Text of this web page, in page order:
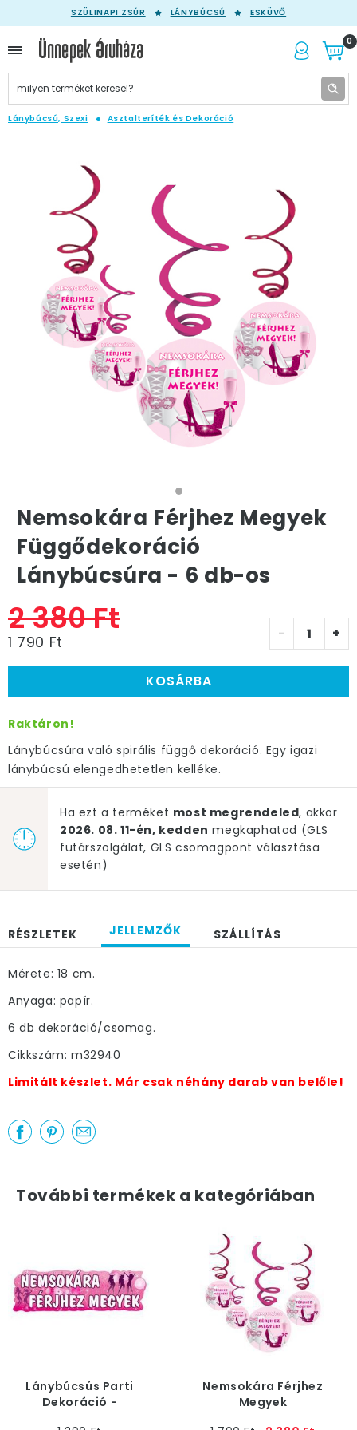
SZÜLINAPI ZSÚR LÁNYBÚCSÚ ESKÜVŐ
0
Lánybúcsú, Szexi Asztalteríték és Dekoráció
Nemsokára Férjhez Megyek
Függődekoráció
Lánybúcsúra - 6 db-os
2 380 Ft
1 790 Ft - +
KOSÁRBA
Raktáron!
Lánybúcsúra való spirális függő dekoráció. Egy igazi
lánybúcsú elengedhetetlen kelléke.
Ha ezt a terméket most megrendeled, akkor
2026. 08. 11-én, kedden megkaphatod (GLS
futárszolgálat, GLS csomagpont választása
esetén)
RÉSZLETEK JELLEMZŐK SZÁLLÍTÁS
Mérete: 18 cm.
Anyaga: papír.
6 db dekoráció/csomag.
Cikkszám: m32940
Limitált készlet. Már csak néhány darab van belőle!
További termékek a kategóriában
Lánybúcsús Parti
Dekoráció -
Nemsokára Férjhez
Megyek